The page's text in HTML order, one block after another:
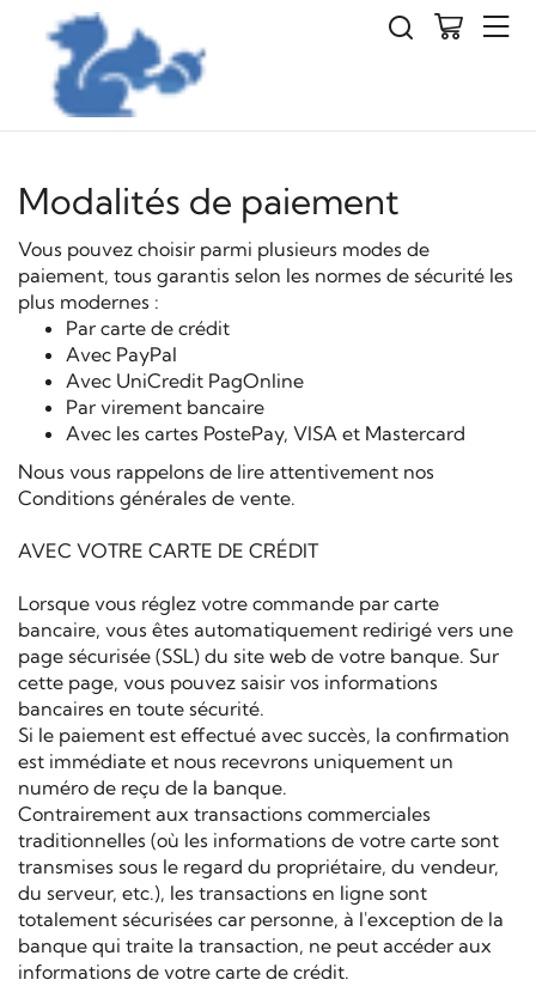
Modalités de paiement
Vous pouvez choisir parmi plusieurs modes de
paiement, tous garantis selon les normes de sécurité les
plus modernes :
Par carte de crédit
Avec PayPal
Avec UniCredit PagOnline
Par virement bancaire
Avec les cartes PostePay, VISA et Mastercard
Nous vous rappelons de lire attentivement nos
Conditions générales de vente.
AVEC VOTRE CARTE DE CRÉDIT
Lorsque vous réglez votre commande par carte
bancaire, vous êtes automatiquement redirigé vers une
page sécurisée (SSL) du site web de votre banque. Sur
cette page, vous pouvez saisir vos informations
bancaires en toute sécurité.
Si le paiement est effectué avec succès, la confirmation
est immédiate et nous recevrons uniquement un
numéro de reçu de la banque.
Contrairement aux transactions commerciales
traditionnelles (où les informations de votre carte sont
transmises sous le regard du propriétaire, du vendeur,
du serveur, etc.), les transactions en ligne sont
totalement sécurisées car personne, à l'exception de la
banque qui traite la transaction, ne peut accéder aux
informations de votre carte de crédit.